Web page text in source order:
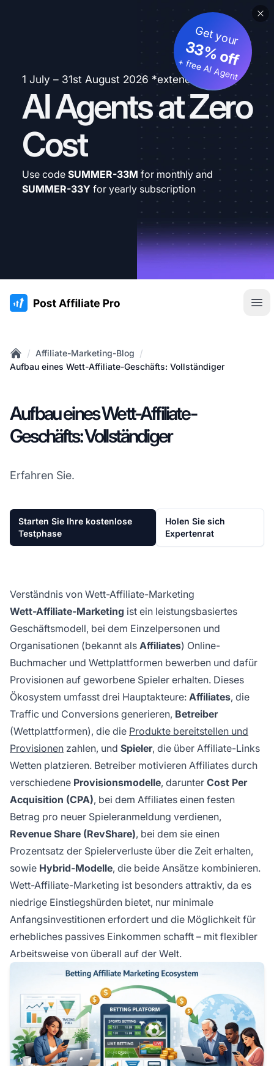
1 July – 31st August 2026 *extended
AI Agents at Zero
Cost
Get your
33% off
+ free AI Agent
Use code SUMMER-33M for monthly and
SUMMER-33Y for yearly subscription
:site.title
Home
/ Affiliate-Marketing-Blog /
Aufbau eines Wett-Affiliate-Geschäfts: Vollständiger
Aufbau eines Wett-Affiliate-
Geschäfts: Vollständiger
Erfahren Sie.
Starten Sie Ihre kostenlose
Testphase
Holen Sie sich
Expertenrat
Verständnis von Wett-Affiliate-Marketing
Wett-Affiliate-Marketing ist ein leistungsbasiertes
Geschäftsmodell, bei dem Einzelpersonen und
Organisationen (bekannt als Affiliates) Online-
Buchmacher und Wettplattformen bewerben und dafür
Provisionen auf geworbene Spieler erhalten. Dieses
Ökosystem umfasst drei Hauptakteure: Affiliates, die
Traffic und Conversions generieren, Betreiber
(Wettplattformen), die die Produkte bereitstellen und
Provisionen zahlen, und Spieler, die über Affiliate-Links
Wetten platzieren. Betreiber motivieren Affiliates durch
verschiedene Provisionsmodelle, darunter Cost Per
Acquisition (CPA), bei dem Affiliates einen festen
Betrag pro neuer Spieleranmeldung verdienen,
Revenue Share (RevShare), bei dem sie einen
Prozentsatz der Spielerverluste über die Zeit erhalten,
sowie Hybrid-Modelle, die beide Ansätze kombinieren.
Wett-Affiliate-Marketing ist besonders attraktiv, da es
niedrige Einstiegshürden bietet, nur minimale
Anfangsinvestitionen erfordert und die Möglichkeit für
erhebliches passives Einkommen schafft – mit flexibler
Arbeitsweise von überall auf der Welt.